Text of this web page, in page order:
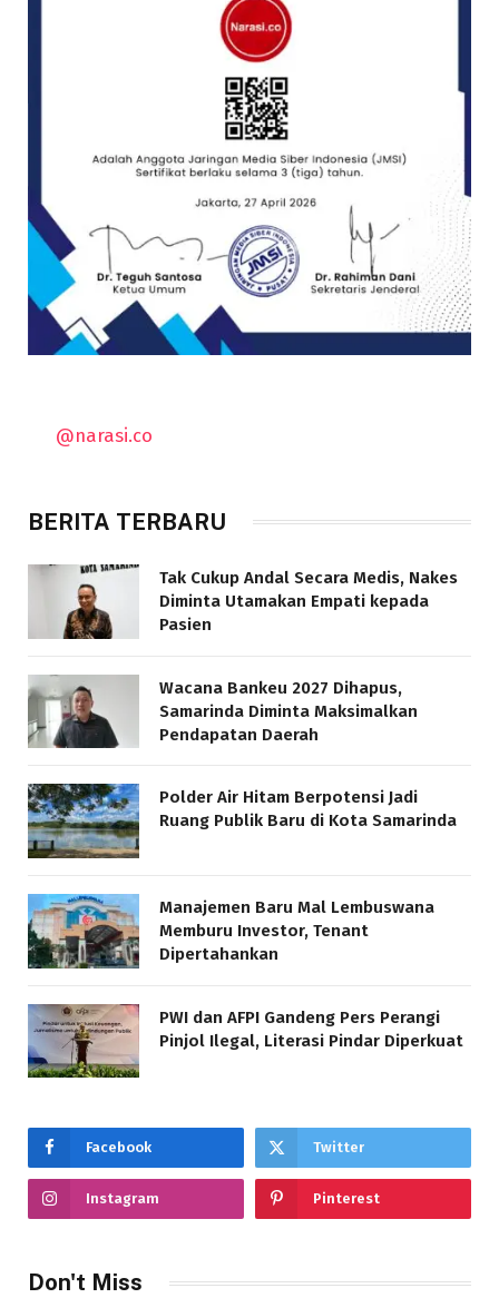
@narasi.co
BERITA TERBARU
Tak Cukup Andal Secara Medis, Nakes
Diminta Utamakan Empati kepada
Pasien
Wacana Bankeu 2027 Dihapus,
Samarinda Diminta Maksimalkan
Pendapatan Daerah
Polder Air Hitam Berpotensi Jadi
Ruang Publik Baru di Kota Samarinda
Manajemen Baru Mal Lembuswana
Memburu Investor, Tenant
Dipertahankan
PWI dan AFPI Gandeng Pers Perangi
Pinjol Ilegal, Literasi Pindar Diperkuat
Facebook Twitter
Instagram Pinterest
Don't Miss